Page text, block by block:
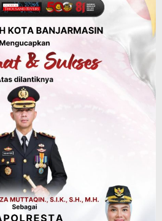
1,2 Triliun Belanja
Kekurangan dari
2026 Berakhir, Polda
Miras Hingga
Project Perlinsos